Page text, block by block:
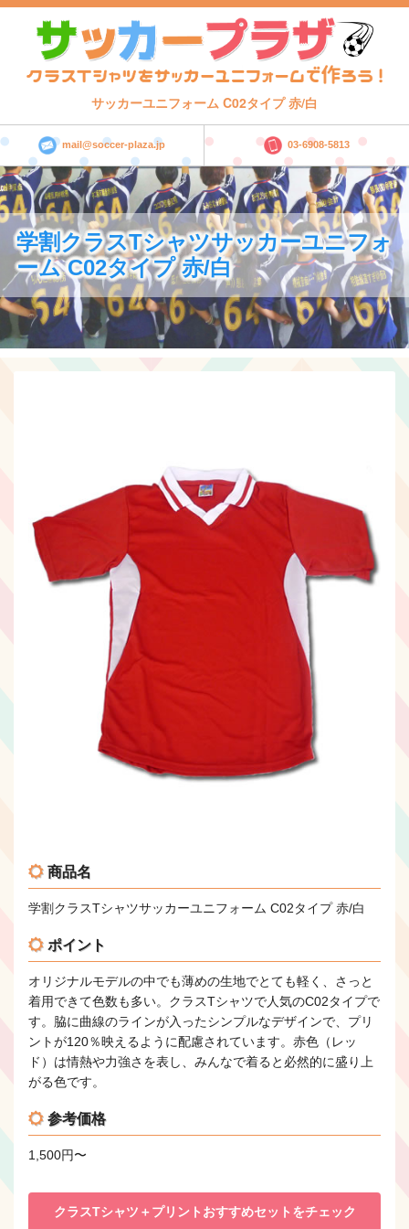
サッカーユニフォーム C02タイプ 赤/白
mail@soccer-plaza.jp 03-6908-5813
学割クラスTシャツサッカーユニフォ
ーム C02タイプ 赤/白
商品名
学割クラスTシャツサッカーユニフォーム C02タイプ 赤/白
ポイント
オリジナルモデルの中でも薄めの生地でとても軽く、さっと
着用できて色数も多い。クラスTシャツで人気のC02タイプで
す。脇に曲線のラインが入ったシンプルなデザインで、プリ
ントが120％映えるように配慮されています。赤色（レッ
ド）は情熱や力強さを表し、みんなで着ると必然的に盛り上
がる色です。
参考価格
1,500円〜
クラスTシャツ＋プリントおすすめセットをチェック